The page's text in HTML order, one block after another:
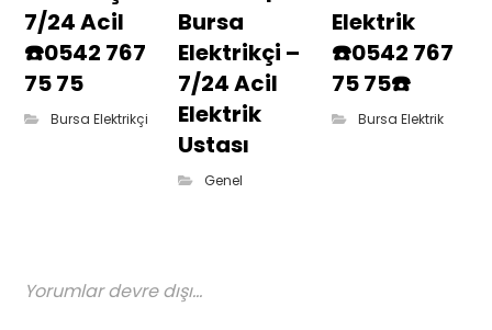
7/24 Acil
☎️0542 767
75 75
Bursa Elektrikçi
Bursa
Elektrikçi –
7/24 Acil
Elektrik
Ustası
Genel
Elektrik
☎️0542 767
75 75☎️
Bursa Elektrik
Yorumlar devre dışı...